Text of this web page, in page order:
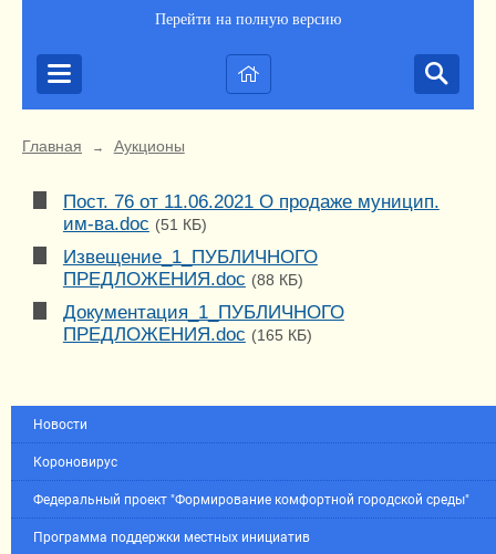
Перейти на полную версию
Главная → Аукционы
Пост. 76 от 11.06.2021 О продаже муницип.
им-ва.doc (51 КБ)
Извещение_1_ПУБЛИЧНОГО
ПРЕДЛОЖЕНИЯ.doc (88 КБ)
Документация_1_ПУБЛИЧНОГО
ПРЕДЛОЖЕНИЯ.doc (165 КБ)
Новости
Короновирус
Федеральный проект "Формирование комфортной городской среды"
Программа поддержки местных инициатив